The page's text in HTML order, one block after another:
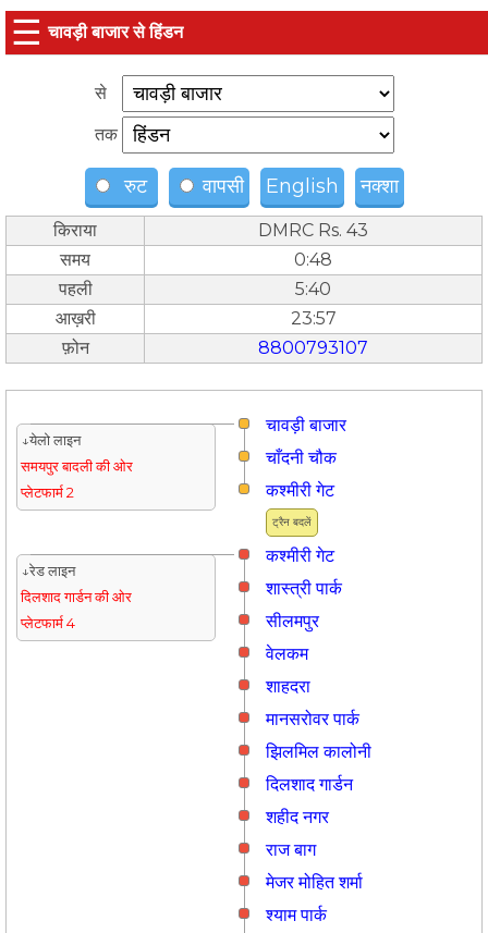
☰ चावड़ी बाजार से हिंडन
से
तक
रुट वापसी English नक्शा
किराया
DMRC Rs. 43
समय
0:48
पहली
5:40
आख़री
23:57
फ़ोन
8800793107
चावड़ी बाजार
↓येलो लाइन
समयपुर बादली की ओर
प्लेटफार्म 2
चाँदनी चौक
ट्रैन बदलें
कश्मीरी गेट
कश्मीरी गेट
↓रेड लाइन
दिलशाद गार्डन की ओर
प्लेटफार्म 4
शास्त्री पार्क
सीलमपुर
वेलकम
शाहदरा
मानसरोवर पार्क
झिलमिल कालोनी
दिलशाद गार्डन
शहीद नगर
राज बाग
मे‌‌जर मोहित शर्मा
श्याम पार्क